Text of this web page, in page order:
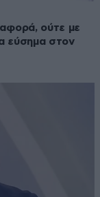
ούτε με
εύσημα στον